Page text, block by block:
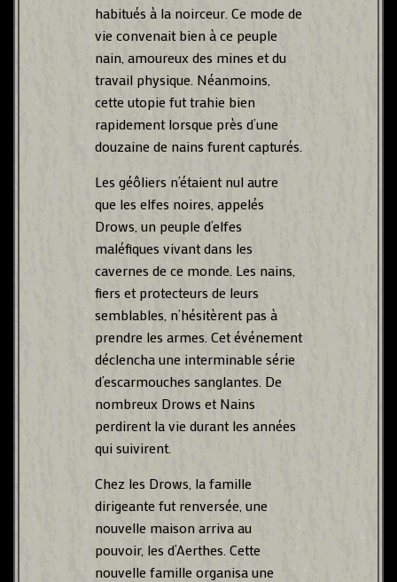
habitués à la noirceur. Ce mode de
vie convenait bien à ce peuple
nain, amoureux des mines et du
travail physique. Néanmoins,
cette utopie fut trahie bien
rapidement lorsque près d’une
douzaine de nains furent capturés.
Les géôliers n’étaient nul autre
que les elfes noires, appelés
Drows, un peuple d’elfes
maléfiques vivant dans les
cavernes de ce monde. Les nains,
fiers et protecteurs de leurs
semblables, n’hésitèrent pas à
prendre les armes. Cet événement
déclencha une interminable série
d’escarmouches sanglantes. De
nombreux Drows et Nains
perdirent la vie durant les années
qui suivirent.
Chez les Drows, la famille
dirigeante fut renversée, une
nouvelle maison arriva au
pouvoir, les d’Aerthes. Cette
nouvelle famille organisa une